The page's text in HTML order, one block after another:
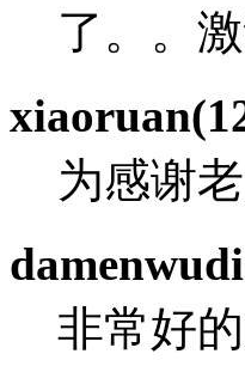
了。。
为感谢
非常好